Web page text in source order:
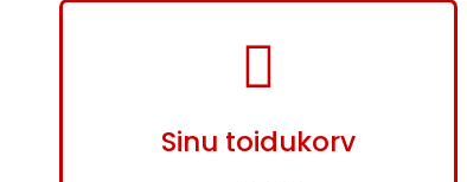
Sinu toidukorv